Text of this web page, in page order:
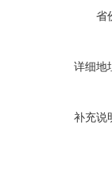
省
详细地
补充说